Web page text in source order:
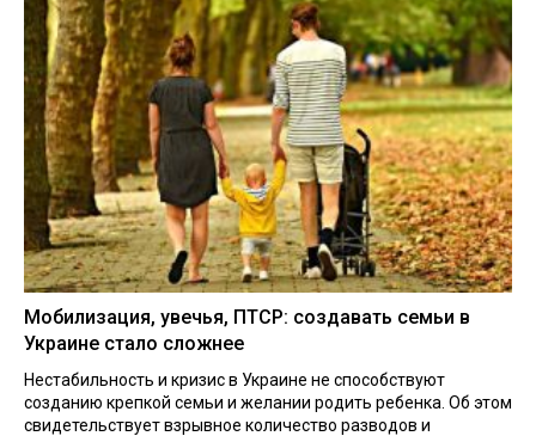
Мобилизация, увечья, ПТСР: создавать семьи в
Украине стало сложнее
Нестабильность и кризис в Украине не способствуют
созданию крепкой семьи и желании родить ребенка. Об этом
свидетельствует взрывное количество разводов и